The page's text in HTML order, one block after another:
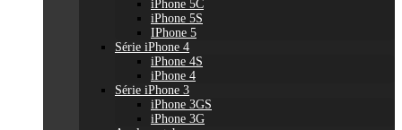
iPhone 5C
iPhone 5S
IPhone 5
Série iPhone 4
iPhone 4S
iPhone 4
Série iPhone 3
iPhone 3GS
iPhone 3G